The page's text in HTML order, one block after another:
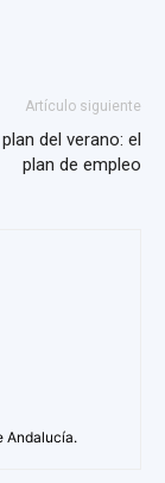
Artículo siguiente
del verano: el
plan de empleo
Andalucía.